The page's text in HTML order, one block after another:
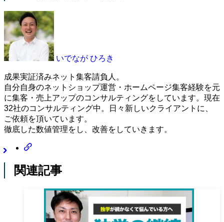
いでなが ひろき
成果実証済みネット集客請負人。
自分自身のネットショップ運営・ホームページ集客経験を元
に集客・売上アップのコンサルティングをしています。現在
32社のコンサルティング中。日々新しいクライアントに、
ご依頼を頂いています。
徹底した数値管理をし、改善をしていきます。
関連記事